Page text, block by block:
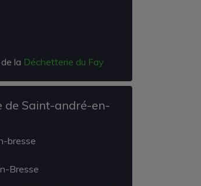
la Déchetterie du Fay
de Saint-andré-en-
bresse
Bresse